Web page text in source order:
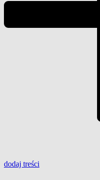
dodaj treści